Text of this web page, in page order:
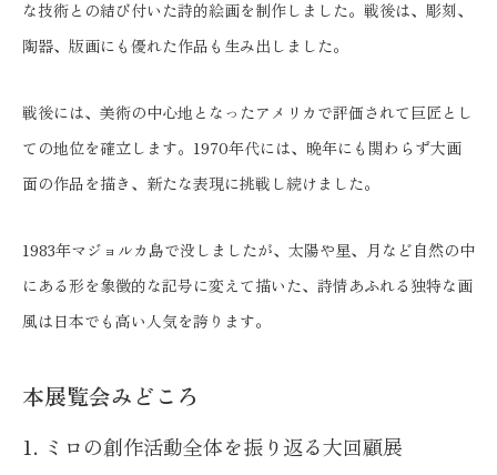
な技術との結び付いた詩的絵画を制作しました。戦後は、彫刻、
陶器、版画にも優れた作品も生み出しました。
戦後には、美術の中心地となったアメリカで評価されて巨匠とし
ての地位を確立します。1970年代には、晩年にも関わらず大画
面の作品を描き、新たな表現に挑戦し続けました。
1983年マジョルカ島で没しましたが、太陽や星、月など自然の中
にある形を象徴的な記号に変えて描いた、詩情あふれる独特な画
風は日本でも高い人気を誇ります。
本展覧会みどころ
1. ミロの創作活動全体を振り返る大回顧展